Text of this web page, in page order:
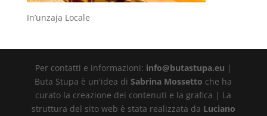
In’unzaja Locale
Per contatti e informazioni: info@butastupa.eu |
Buta Stupa è un'idea diSabrina Mossetto che ha
curato la creazione dei contenuti e la grafica | La
struttura del sito web è stata realizzata da Luciano